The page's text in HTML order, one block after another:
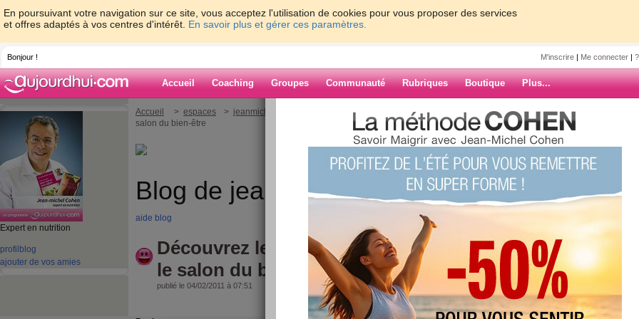
En poursuivant votre navigation sur ce site, vous acceptez l'utilisation de cookies pour vous proposer des services
et offres adaptés à vos centres d'intérêt. En savoir plus et gérer ces paramètres.
Bonjour ! M'inscrire | Me connecter |
Accueil Coaching Groupes Communauté Rubriques Boutique Plus...
Expert en nutrition
profil blog
ajouter de vos amies
Accueil > espaces > jeanmichelcohen
> Découvrez les photos prises sur le
salon du bien-être
Blog de jeanmichelcohen
aide blog
Découvrez les photos prises sur
le salon du bien-être
publié le 04/02/2011 à 07:51
ARCHIVES